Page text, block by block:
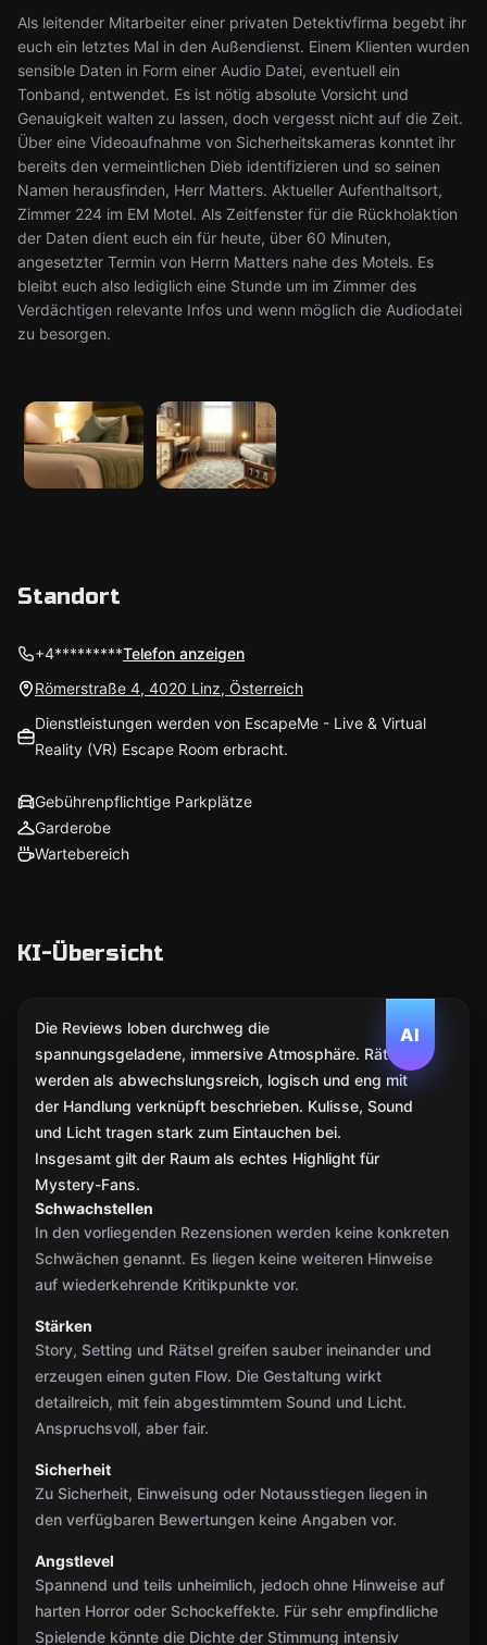
Als leitender Mitarbeiter einer privaten Detektivfirma begebt ihr
euch ein letztes Mal in den Außendienst. Einem Klienten wurden
sensible Daten in Form einer Audio Datei, eventuell ein
Tonband, entwendet. Es ist nötig absolute Vorsicht und
Genauigkeit walten zu lassen, doch vergesst nicht auf die Zeit.
Über eine Videoaufnahme von Sicherheitskameras konntet ihr
bereits den vermeintlichen Dieb identifizieren und so seinen
Namen herausfinden, Herr Matters. Aktueller Aufenthaltsort,
Zimmer 224 im EM Motel. Als Zeitfenster für die Rückholaktion
der Daten dient euch ein für heute, über 60 Minuten,
angesetzter Termin von Herrn Matters nahe des Motels. Es
bleibt euch also lediglich eine Stunde um im Zimmer des
Verdächtigen relevante Infos und wenn möglich die Audiodatei
zu besorgen.
Standort
+4*********Telefon anzeigen
Römerstraße 4, 4020 Linz, Österreich
Dienstleistungen werden von EscapeMe - Live & Virtual
Reality (VR) Escape Room erbracht.
Gebührenpflichtige Parkplätze
Garderobe
Wartebereich
KI-Übersicht
AI
Die Reviews loben durchweg die
spannungsgeladene, immersive Atmosphäre. Rätsel
werden als abwechslungsreich, logisch und eng mit
der Handlung verknüpft beschrieben. Kulisse, Sound
und Licht tragen stark zum Eintauchen bei.
Insgesamt gilt der Raum als echtes Highlight für
Mystery-Fans.
Schwachstellen
In den vorliegenden Rezensionen werden keine konkreten
Schwächen genannt. Es liegen keine weiteren Hinweise
auf wiederkehrende Kritikpunkte vor.
Stärken
Story, Setting und Rätsel greifen sauber ineinander und
erzeugen einen guten Flow. Die Gestaltung wirkt
detailreich, mit fein abgestimmtem Sound und Licht.
Anspruchsvoll, aber fair.
Sicherheit
Zu Sicherheit, Einweisung oder Notausstiegen liegen in
den verfügbaren Bewertungen keine Angaben vor.
Angstlevel
Spannend und teils unheimlich, jedoch ohne Hinweise auf
harten Horror oder Schockeffekte. Für sehr empfindliche
Spielende könnte die Dichte der Stimmung intensiv